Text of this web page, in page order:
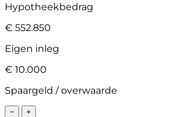
Hypotheekbedrag
€ 552.850
Eigen inleg
€ 10.000
Spaargeld / overwaarde
− +